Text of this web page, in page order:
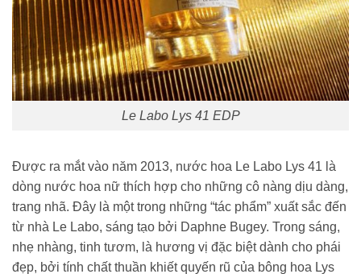
Le Labo Lys 41 EDP
Được ra mắt vào năm 2013, nước hoa Le Labo Lys 41 là
dòng nước hoa nữ thích hợp cho những cô nàng dịu dàng,
trang nhã. Đây là một trong những “tác phẩm” xuất sắc đến
từ nhà Le Labo, sáng tạo bởi Daphne Bugey. Trong sáng,
nhẹ nhàng, tinh tươm, là hương vị đặc biệt dành cho phái
đẹp, bởi tính chất thuần khiết quyến rũ của bông hoa Lys